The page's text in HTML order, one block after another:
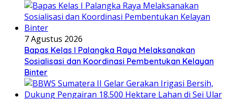
7 Agustus 2026
Bapas Kelas I Palangka Raya Melaksanakan
Sosialisasi dan Koordinasi Pembentukan Kelayan
Binter